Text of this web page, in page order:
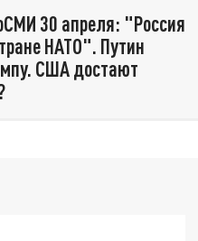
30 апреля: "Россия
НАТО". Путин
США достают